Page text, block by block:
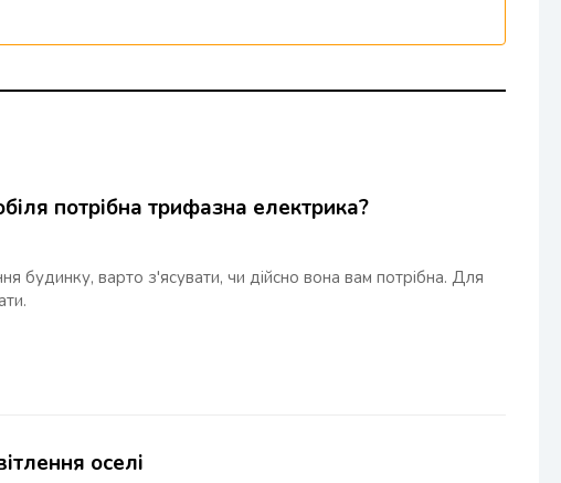
потрібна трифазна електрика?
будинку, варто з'ясувати, чи дійсно вона вам потрібна. Для
оселі